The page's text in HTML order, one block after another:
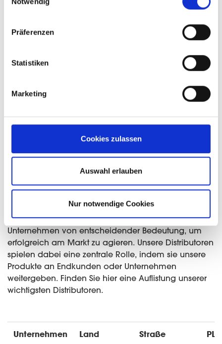
Präferenzen
Statistiken
Marketing
Cookies zulassen
Auswahl erlauben
Nur notwendige Cookies
PRODUKTKATALOG
VERTRIEBSPARTNER
SCHMIERSTOFFE
Eine effiziente Vertriebsstruktur ist für unser
Unternehmen von entscheidender Bedeutung, um
erfolgreich am Markt zu agieren. Unsere Distributoren
spielen dabei eine zentrale Rolle, indem sie unsere
Produkte an Endkunden oder Unternehmen
weitergeben. Finden Sie hier eine Auflistung unserer
wichtigsten Distributoren.
Unternehmen Land Straße PLZ